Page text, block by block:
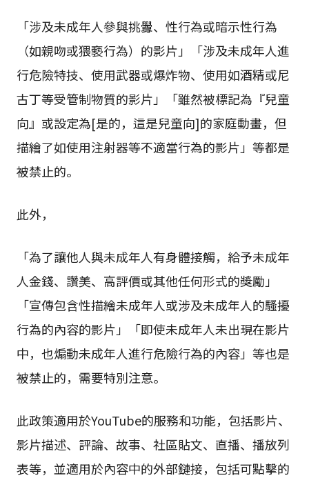
「涉及未成年人參與挑釁、性行為或暗示性行為
（如親吻或猥褻行為）的影片」「涉及未成年人進
行危險特技、使用武器或爆炸物、使用如酒精或尼
古丁等受管制物質的影片」「雖然被標記為『兒童
向』或設定為[是的，這是兒童向]的家庭動畫，但
描繪了如使用注射器等不適當行為的影片」等都是
被禁止的。
此外，
「為了讓他人與未成年人有身體接觸，給予未成年
人金錢、讚美、高評價或其他任何形式的獎勵」
「宣傳包含性描繪未成年人或涉及未成年人的騷擾
行為的內容的影片」「即使未成年人未出現在影片
中，也煽動未成年人進行危險行為的內容」等也是
被禁止的，需要特別注意。
此政策適用於YouTube的服務和功能，包括影片、
影片描述、評論、故事、社區貼文、直播、播放列
表等，並適用於內容中的外部鏈接，包括可點擊的